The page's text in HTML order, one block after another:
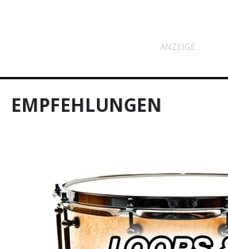
ANZEIGE
EMPFEHLUNGEN